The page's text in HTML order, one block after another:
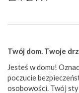
Twój dom. Twoje
Jesteś w domu!
poczucie
osobowości. Twój